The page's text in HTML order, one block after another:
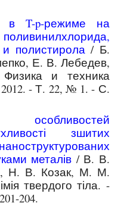
в T-p-режиме на
и полистирола/ Б.
Е. В. Лебедев,
и техника
- Т. 22, № 1. - С.
зшитих
металів / В. В.
Н. В. Козак, М. М.
твердого тіла. -
204.